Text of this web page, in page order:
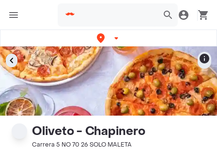
Oliveto - Chapinero
Carrera 5 NO 70 26 SOLO MALETA